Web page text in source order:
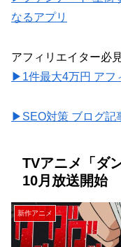
なるアプリ
アフィリエイター必
▶1件最大4万円 アフ
▶SEO対策 ブログ記
TVアニメ「ダ
10月放送開始
新作アニメ